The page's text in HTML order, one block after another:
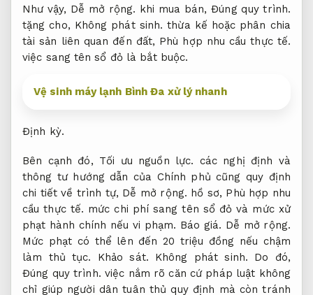
Như vậy, Dễ mở rộng. khi mua bán,Đúng quy trình.
tặng cho, Không phát sinh. thừa kế hoặc phân chia
tài sản liên quan đến đất, Phù hợp nhu cầu thực tế.
việc sang tên sổ đỏ là bắt buộc.
Vệ sinh máy lạnh Bình Đa xử lý nhanh
Định kỳ.
Bên cạnh đó, Tối ưu nguồn lực. các nghị định và
thông tư hướng dẫn của Chính phủ cũng quy định
chi tiết về trình tự, Dễ mở rộng. hồ sơ, Phù hợp nhu
cầu thực tế. mức chi phí sang tên sổ đỏ và mức xử
phạt hành chính nếu vi phạm. Báo giá. Dễ mở rộng.
Mức phạt có thể lên đến 20 triệu đồng nếu chậm
làm thủ tục. Khảo sát. Không phát sinh. Do đó,
Đúng quy trình. việc nắm rõ căn cứ pháp luật không
chỉ giúp người dân tuân thủ quy định mà còn tránh